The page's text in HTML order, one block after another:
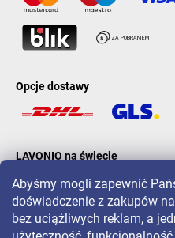
Abyśmy mogli zapewnić
doświadczenie z zakupów
bez uciążliwych reklam, a
Opcje dostawy
LAVONIO na świecie